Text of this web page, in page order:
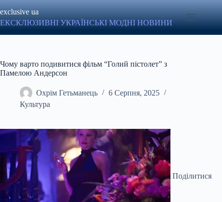
до
вмісту
exclusive ua
ЕКСКЛЮЗИВНІ УКРАЇНСЬКІ МОДНІ НОВИНИ
Чому варто подивитися фільм “Голий пістолет” з
Памелою Андерсон
Охрім Гетьманець
6 Серпня, 2025
Культура
Поділитися